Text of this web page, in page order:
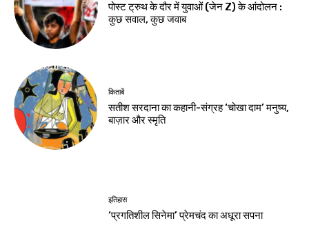
पोस्ट ट्रुथ के दौर में युवाओं (जेन Z) के आंदोलन :
कुछ सवाल, कुछ जवाब
किताबें
सतीश सरदाना का कहानी-संग्रह ‘चोखा दाम’ मनुष्य,
बाज़ार और स्मृति
इतिहास
‘प्रगतिशील सिनेमा’ प्रेमचंद का अधूरा सपना